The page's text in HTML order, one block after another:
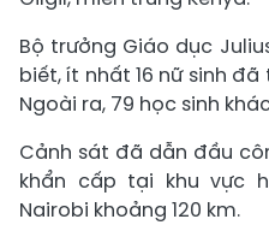
Bộ trưởng Giáo dục
biết, ít nhất 16 nữ sinh
Ngoài ra, 79 học sinh
Cảnh sát đã dẫn đầu
khẩn cấp tại khu vực
Nairobi khoảng 120 km.